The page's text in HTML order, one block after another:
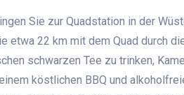
Sie zur Quadstation in der
etwa 22 km mit dem Quad durch
schwarzen Tee zu trinken,
köstlichen BBQ und